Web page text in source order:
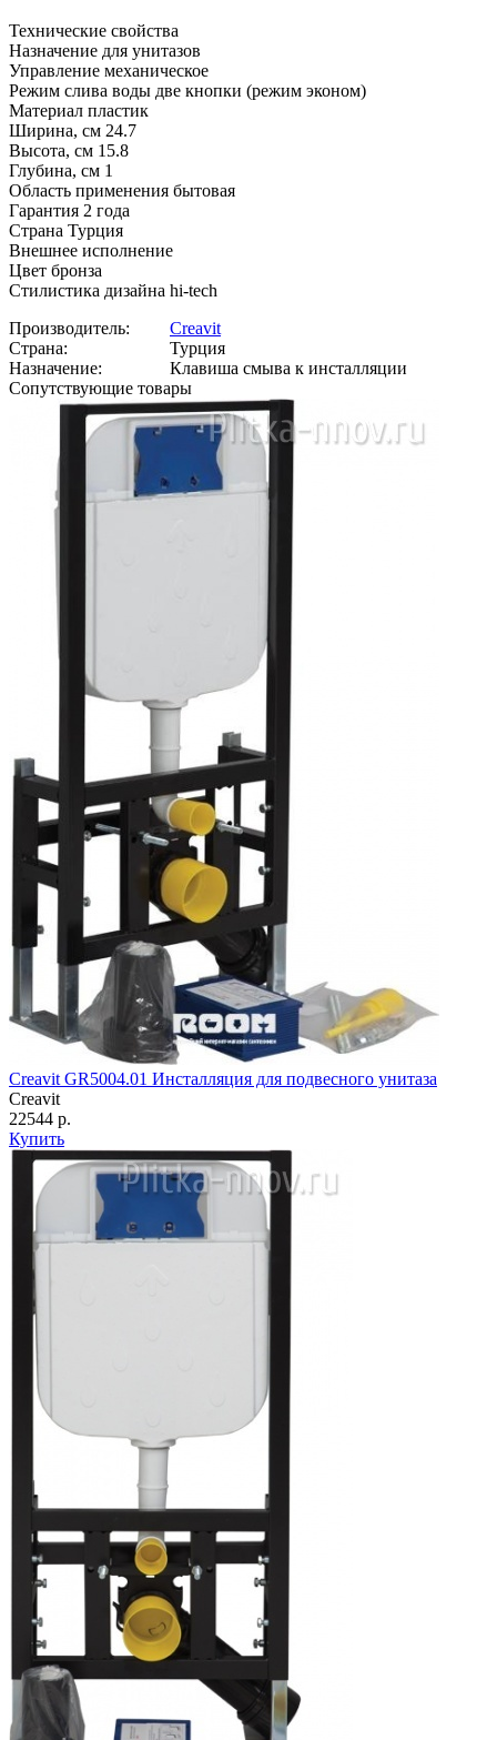
Технические свойства
Назначение для унитазов
Управление механическое
Режим слива воды две кнопки (режим эконом)
Материал пластик
Ширина, см 24.7
Высота, см 15.8
Глубина, см 1
Область применения бытовая
Гарантия 2 года
Страна Турция
Внешнее исполнение
Цвет бронза
Стилистика дизайна hi-tech
Производитель:
Creavit
Страна:
Турция
Назначение:
Клавиша смыва к инсталляции
Сопутствующие товары
Creavit GR5004.01 Инсталляция для подвесного унитаза
Creavit
22544 р.
Купить